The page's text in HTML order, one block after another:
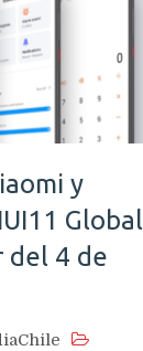
y
Global
del 4 de